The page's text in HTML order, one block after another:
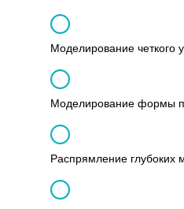
Моделирование четкого
Моделирование формы
Распрямление глубоких